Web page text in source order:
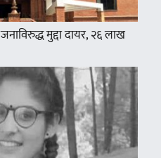
मुद्दा दायर, २६ लाख